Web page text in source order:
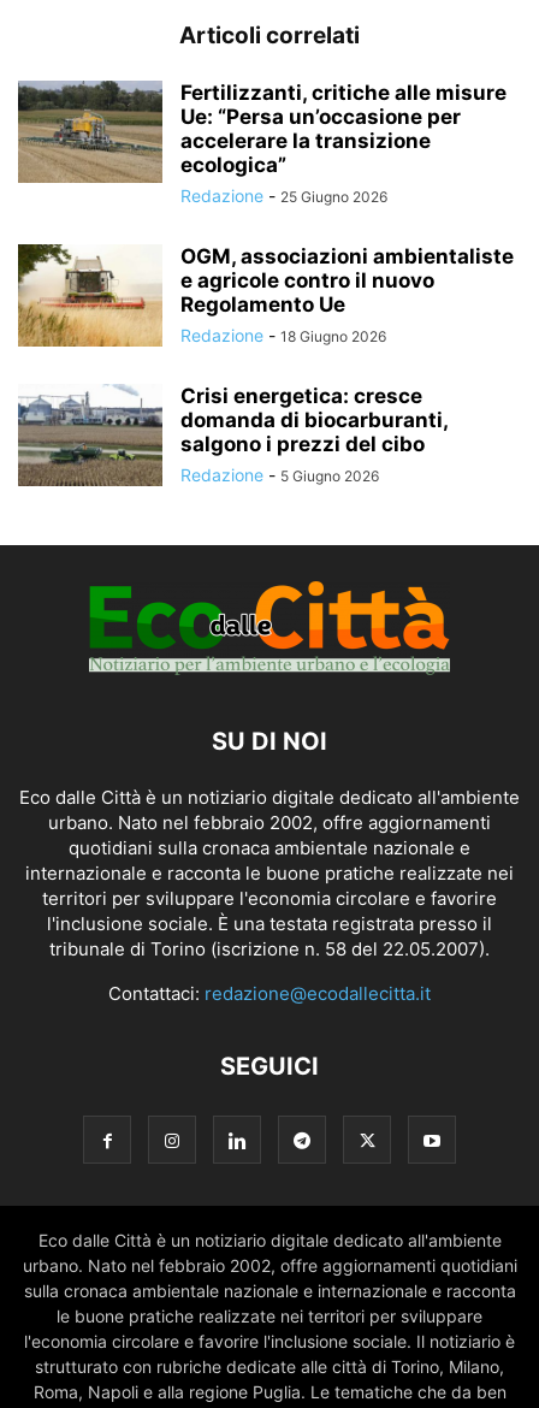
Articoli correlati
Fertilizzanti, critiche alle misure
Ue: “Persa un’occasione per
accelerare la transizione
ecologica”
Redazione - 25 Giugno 2026
OGM, associazioni ambientaliste
e agricole contro il nuovo
Regolamento Ue
Redazione - 18 Giugno 2026
Crisi energetica: cresce
domanda di biocarburanti,
salgono i prezzi del cibo
Redazione - 5 Giugno 2026
SU DI NOI
Eco dalle Città è un notiziario digitale dedicato all'ambiente
urbano. Nato nel febbraio 2002, offre aggiornamenti
quotidiani sulla cronaca ambientale nazionale e
internazionale e racconta le buone pratiche realizzate nei
territori per sviluppare l'economia circolare e favorire
l'inclusione sociale. È una testata registrata presso il
tribunale di Torino (iscrizione n. 58 del 22.05.2007).
Contattaci: redazione@ecodallecitta.it
SEGUICI
Eco dalle Città è un notiziario digitale dedicato all'ambiente
urbano. Nato nel febbraio 2002, offre aggiornamenti quotidiani
sulla cronaca ambientale nazionale e internazionale e racconta
le buone pratiche realizzate nei territori per sviluppare
l'economia circolare e favorire l'inclusione sociale. Il notiziario è
strutturato con rubriche dedicate alle città di Torino, Milano,
Roma, Napoli e alla regione Puglia. Le tematiche che da ben